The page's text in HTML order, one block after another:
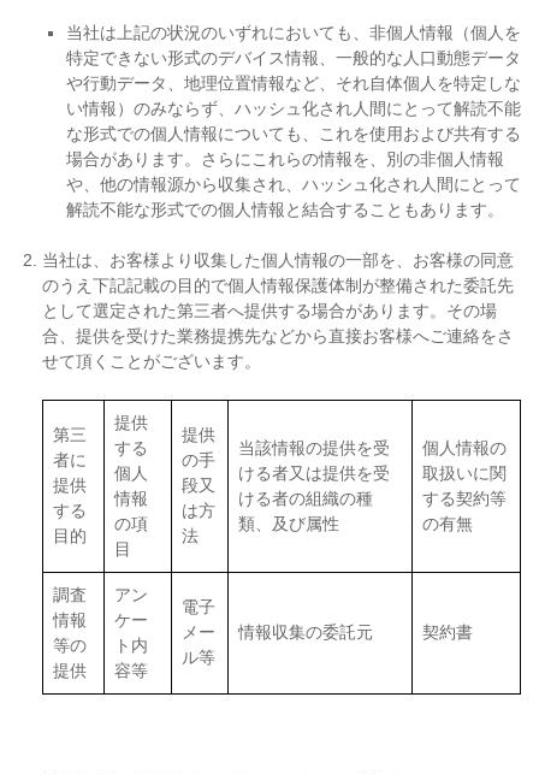
当社は上記の状況のいずれにおいても、非個人情報（個人を
特定できない形式のデバイス情報、一般的な人口動態データ
や行動データ、地理位置情報など、それ自体個人を特定しな
い情報）のみならず、ハッシュ化され人間にとって解読不能
な形式での個人情報についても、これを使用および共有する
場合があります。さらにこれらの情報を、別の非個人情報
や、他の情報源から収集され、ハッシュ化され人間にとって
解読不能な形式での個人情報と結合することもあります。
当社は、お客様より収集した個⼈情報の一部を、お客様の同意
のうえ下記記載の⽬的で個⼈情報保護体制が整備された委託先
として選定された第三者へ提供する場合があります。その場
合、提供を受けた業務提携先などから直接お客様へご連絡をさ
せて頂くことがございます。
第三
者に
提供
する
⽬的
提供
する
個⼈
情報
の項
⽬
提供
の⼿
段⼜
は⽅
法
当該情報の提供を受
ける者⼜は提供を受
ける者の組織の種
類、及び属性
個⼈情報の
取扱いに関
する契約等
の有無
調査
情報
等の
提供
アン
ケー
ト内
容等
電⼦
メー
ル等
情報収集の委託元 契約書